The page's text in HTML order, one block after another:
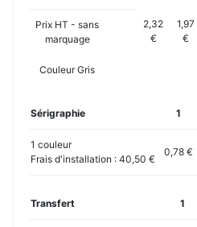
Prix HT - sans
marquage
2,32
€
1,97
€
Couleur Gris
Sérigraphie 1
1 couleur
Frais d'installation : 40,50 €
0,78 €
Transfert 1